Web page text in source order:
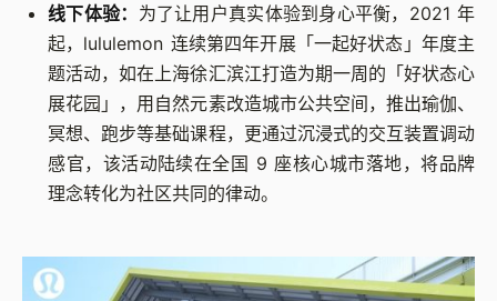
线下体验： 为了让用户真实体验到身心平衡，2021 年
起，lululemon 连续第四年开展「一起好状态」年度主
题活动，如在上海徐汇滨江打造为期一周的「好状态心
展花园」，用自然元素改造城市公共空间，推出瑜伽、
冥想、跑步等基础课程，更通过沉浸式的交互装置调动
感官，该活动陆续在全国 9 座核心城市落地，将品牌
理念转化为社区共同的律动。